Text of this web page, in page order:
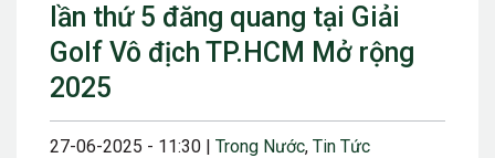
lần thứ 5 đăng quang tại Giải
Golf Vô địch TP.HCM Mở rộng
2025
27-06-2025 - 11:30 | Trong Nước, Tin Tức